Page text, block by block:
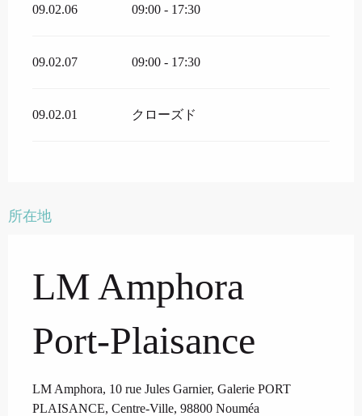
09.02.06 09:00 - 17:30
09.02.07 09:00 - 17:30
09.02.01 クローズド
所在地
LM Amphora
Port-Plaisance
LM Amphora, 10 rue Jules Garnier, Galerie PORT
PLAISANCE, Centre-Ville, 98800 Nouméa